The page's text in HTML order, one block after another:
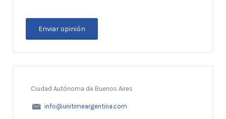
Ciudad Autónoma de Buenos Aires
info@unitimeargentina.com